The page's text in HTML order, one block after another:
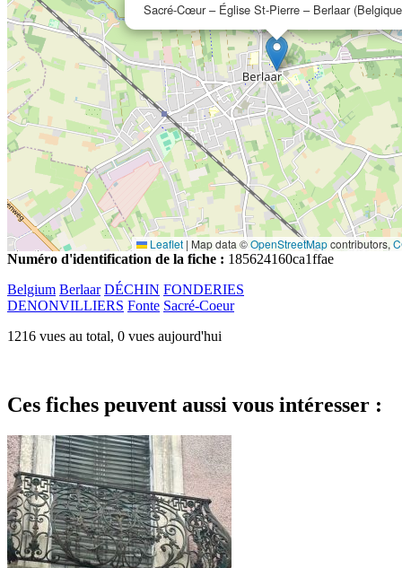
Sacré-Cœur – Église St-Pierre – Berlaar
Leaflet | Map data ©OpenStreetMapcontributors,
Numéro d'identification de la fiche : 185624160ca1ffae
Belgium Berlaar DÉCHIN FONDERIES
DENONVILLIERS Fonte Sacré-Coeur
1216 vues au total, 0 vues aujourd'hui
Ces fiches peuvent aussi vous intéresser :